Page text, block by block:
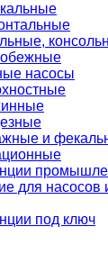
насосы
и
для насосов
под ключ